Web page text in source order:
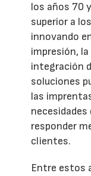
los años 70
superior a
innovando
impresión,
integración
soluciones
las
responder
clientes.
Entre estos